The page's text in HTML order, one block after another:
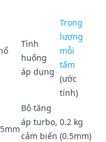
Tình
huống
áp dụng
Trọng
lượng
mỗi
tấm
(ước
tính)
Bộ tăng
áp turbo,
cảm biến
0.2 kg
(0.5mm)